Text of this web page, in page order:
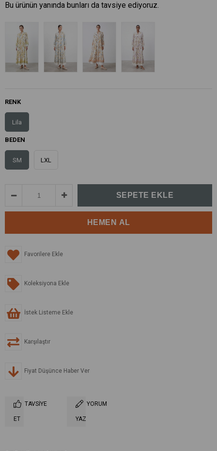
Bu ürünün yanında bunları da tavsiye ediyoruz.
RENK
Lila
BEDEN
SM LXL
Favorilere Ekle
Koleksiyona Ekle
İstek Listeme Ekle
Karşılaştır
Fiyat Düşünce Haber Ver
TAVSIYE
ET
YORUM
YAZ